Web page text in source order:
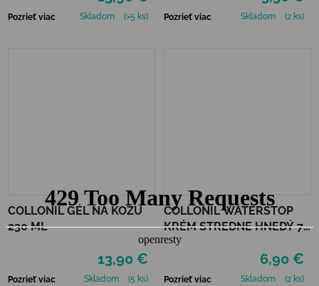
Pozrieť viac Skladom (>5 ks) Pozrieť viac Skladom (2 ks)
COLLONIL GÉL NA KOŽU
230 ML
13,90 €
Pozrieť viac Skladom (5 ks)
COLLONIL WATERSTOP
KRÉM STREDNE HNEDÝ 75
ml
6,90 €
Pozrieť viac Skladom (2 ks)